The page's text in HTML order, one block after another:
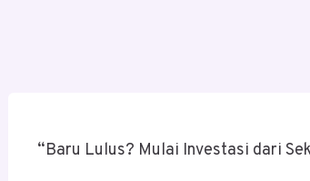
“Baru Lulus? Mulai Investasi dari